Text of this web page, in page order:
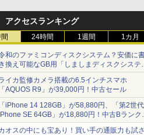
アクセスランキング
24時間 1週間 1カ月
和のファミコンディスクシステム？安価に
換え可能なGB用「しましまディスクシステ
」
イカ監修カメラ搭載の6.5インチスマホ
AQUOS R9」が39,000円！中古セール
iPhone 14 128GB」が58,880円、「第2世代
SE 64GB」が18,880円！中古Bランク
ール
オスの中にも宝あり！買い手の通販力も試さ